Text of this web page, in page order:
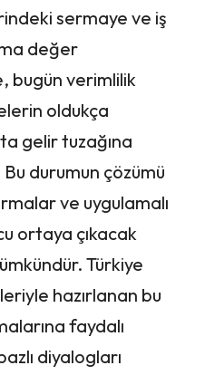
sermaye ve iş
değer
bugün verimlilik
oldukça
gelir tuzağına
durumun çözümü
ve uygulamalı
ortaya çıkacak
Türkiye
hazırlanan bu
faydalı
diyalogları